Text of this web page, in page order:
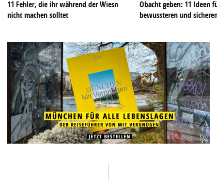
11 Fehler, die ihr während der Wiesn
nicht machen solltet
Obacht geben: 11 Ideen
bewussteren und